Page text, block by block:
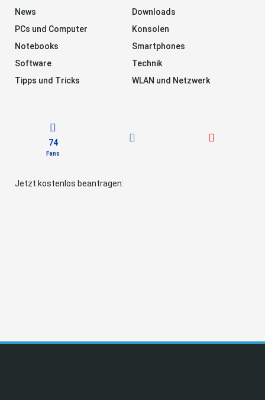
News
Downloads
PCs und Computer
Konsolen
Notebooks
Smartphones
Software
Technik
Tipps und Tricks
WLAN und Netzwerk
74
Fans
Jetzt kostenlos beantragen: